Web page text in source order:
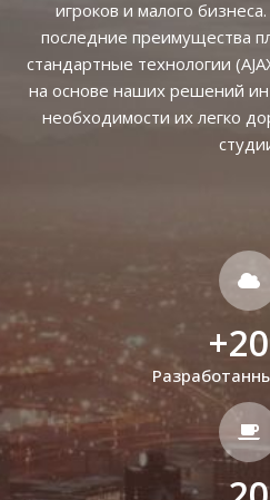
игроков и малого
последние преимущества
стандартные технологии
на основе наших решений
необходимости их легко
+